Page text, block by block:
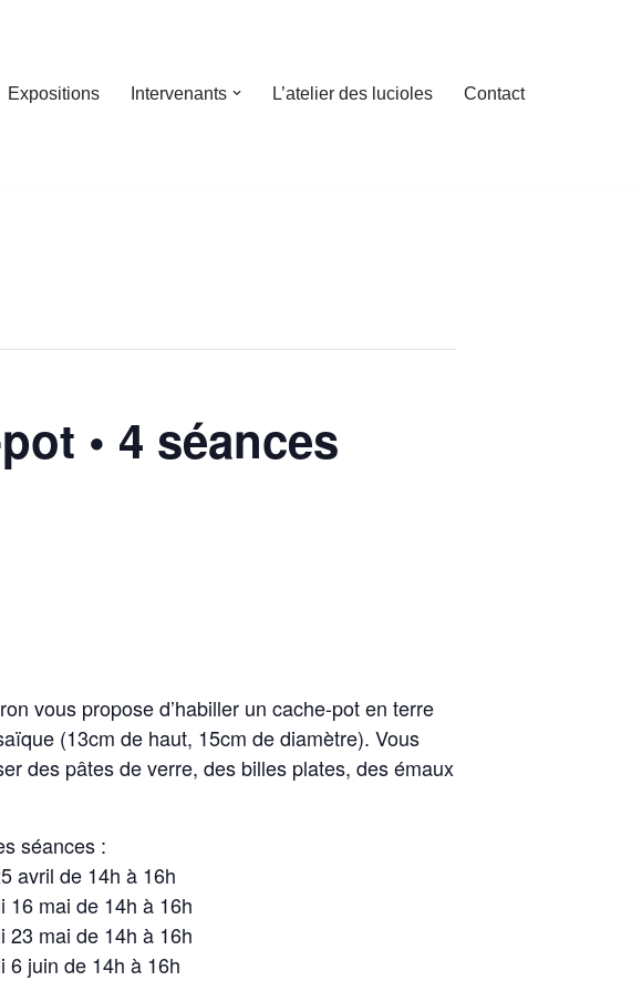
Expositions Intervenants L’atelier des lucioles Contact
• 4 séances
vous propose d’habiller un cache-pot en terre
(13cm de haut, 15cm de diamètre). Vous
des pâtes de verre, des billes plates, des émaux
séances :
avril de 14h à 16h
16 mai de 14h à 16h
23 mai de 14h à 16h
6 juin de 14h à 16h